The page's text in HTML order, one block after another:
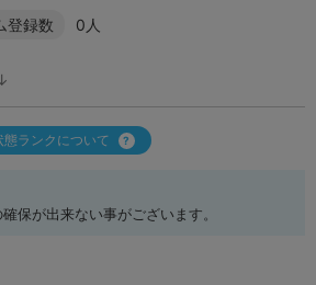
登録数 0人
態ランクについて
保が出来ない事がございます。